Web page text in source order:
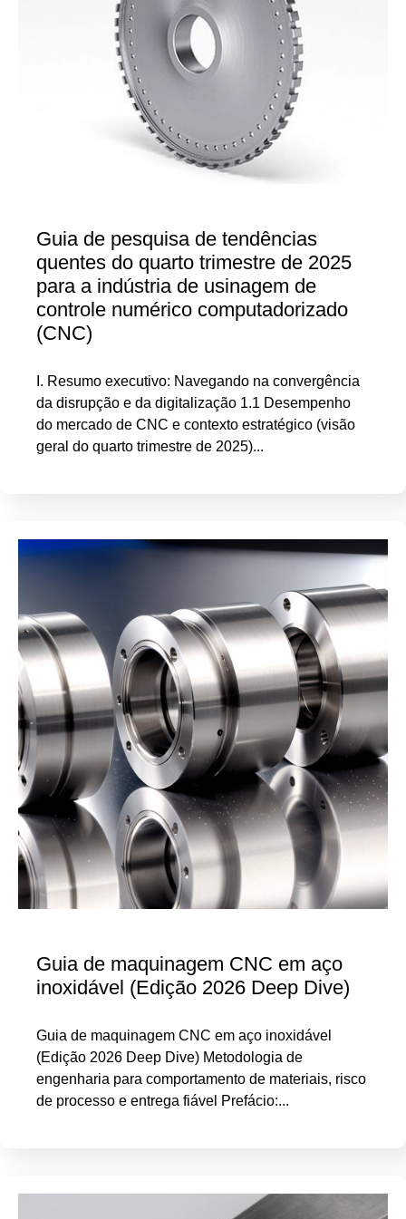
Guia de pesquisa de tendências
quentes do quarto trimestre de 2025
para a indústria de usinagem de
controle numérico computadorizado
(CNC)
I. Resumo executivo: Navegando na convergência
da disrupção e da digitalização 1.1 Desempenho
do mercado de CNC e contexto estratégico (visão
geral do quarto trimestre de 2025)...
Guia de maquinagem CNC em aço
inoxidável (Edição 2026 Deep Dive)
Guia de maquinagem CNC em aço inoxidável
(Edição 2026 Deep Dive) Metodologia de
engenharia para comportamento de materiais, risco
de processo e entrega fiável Prefácio:...